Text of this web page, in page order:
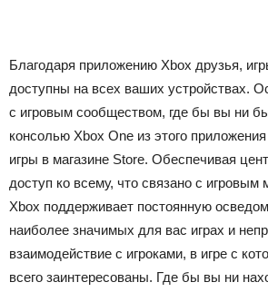
Благодаря приложению Xbox друзья,
доступны на всех ваших устройствах.
с игровым сообществом, где бы вы ни
консолью Xbox One из этого
игры в магазине Store. Обеспечивая
доступ ко всему, что связано с
Xbox поддерживает постоянную
наиболее значимых для вас играх и
взаимодействие с игроками, в игре с
всего заинтересованы. Где бы вы ни